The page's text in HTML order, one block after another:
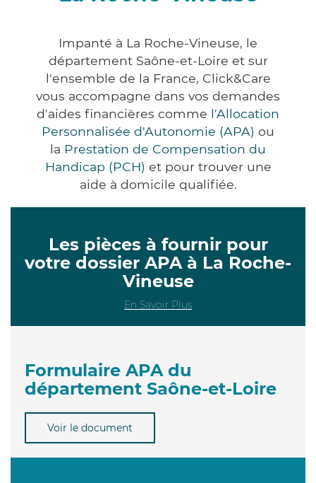
Impanté à La Roche-Vineuse, le
département Saône-et-Loire et sur
l'ensemble de la France, Click&Care
vous accompagne dans vos demandes
d'aides financières comme l'Allocation
Personnalisée d'Autonomie (APA) ou
la Prestation de Compensation du
Handicap (PCH) et pour trouver une
aide à domicile qualifiée.
Les pièces à fournir pour
votre dossier APA à La Roche-
Vineuse
En Savoir Plus
Formulaire APA du
département Saône-et-Loire
Voir le document